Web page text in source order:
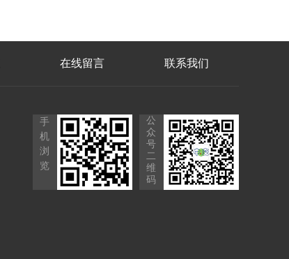
在线留言 联系我们
手
机
浏
览
公
众
号
二
维
码